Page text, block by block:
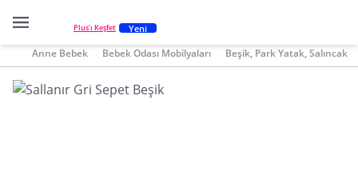
Plus'ı Keşfet Yeni
Anne Bebek Bebek Odası Mobilyaları Beşik, Park Yatak, Salıncak